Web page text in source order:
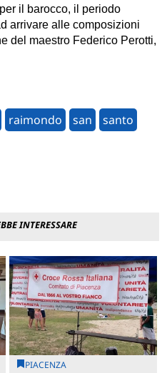
il barocco, il periodo
arrivare alle composizioni
del maestro Federico Perotti,
raimondo san
santo
INTERESSARE
PIACENZA